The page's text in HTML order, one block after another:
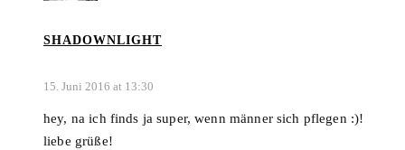
SHADOWNLIGHT
15. Juni 2016 at 13:30
hey, na ich finds ja super, wenn männer sich pflegen :)!
liebe grüße!